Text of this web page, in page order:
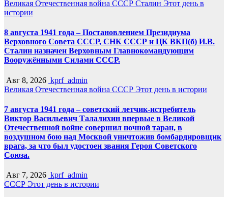
Великая Отечественная война СССР Сталин Этот день в
истории
8 августа 1941 года – Постановлением Президиума
Верховного Совета СССР, СНК СССР и ЦК ВКП(б) И.В.
Сталин назначен Верховным Главнокомандующим
Вооружёнными Силами СССР.
Авг 8, 2026 kprf_admin
Великая Отечественная война СССР Этот день в истории
7 августа 1941 года – советский летчик-истребитель
Виктор Васильевич Талалихин впервые в Великой
Отечественной войне совершил ночной таран, в
воздушном бою над Москвой уничтожив бомбардировщик
врага, за что был удостоен звания Героя Советского
Союза.
Авг 7, 2026 kprf_admin
СССР Этот день в истории